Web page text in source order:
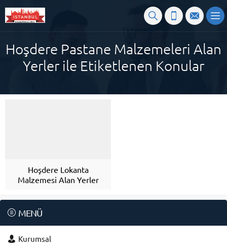
Hoşdere Pastane Malzemeleri Alan
Yerler ile Etiketlenen Konular
Hoşdere Lokanta
Malzemesi Alan Yerler
MENÜ
Kurumsal